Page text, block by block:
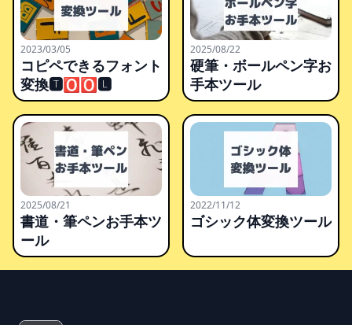
2023/03/05
コピペできるフォント
変換🆃🅾🅾🅻
2025/08/22
硬筆・ボールペン字お
手本ツール
2025/08/21
書道・筆ペンお手本ツ
ール
2022/11/12
ゴシック体変換ツール